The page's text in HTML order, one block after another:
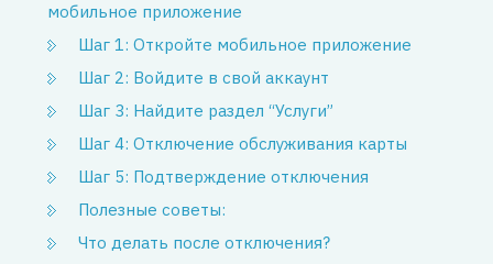
мобильное приложение
Шаг 1: Откройте мобильное приложение
Шаг 2: Войдите в свой аккаунт
Шаг 3: Найдите раздел “Услуги”
Шаг 4: Отключение обслуживания карты
Шаг 5: Подтверждение отключения
Полезные советы:
Что делать после отключения?